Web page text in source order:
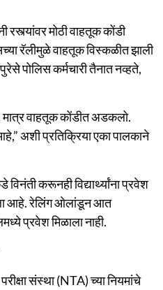
रस्त्यांवर मोठी वाहतूक कोंडी
रॅलीमुळे वाहतूक विस्कळीत झाली
पोलिस कर्मचारी तैनात नव्हते,
मात्र वाहतूक कोंडीत अडकलो.
अशी प्रतिक्रिया एका पालकाने
करूनही विद्यार्थ्यांना प्रवेश
आहे. रेलिंग ओलांडून आत
प्रवेश मिळाला नाही.
परीक्षा संस्था (NTA) च्या नियमांचे